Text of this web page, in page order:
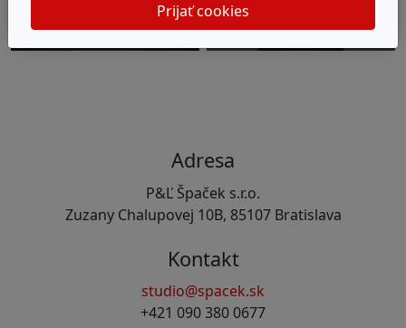
Adresa
P&Ľ Špaček s.r.o.
Zuzany Chalupovej 10B, 85107 Bratislava
Kontakt
studio@spacek.sk
+421 090 380 0677
Prijať cookies